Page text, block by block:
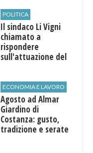
POLITICA
Il sindaco Li Vigni
chiamato a
rispondere
sull'attuazione del
ECONOMIA E LAVORO
Agosto ad Almar
Giardino di
Costanza: gusto,
tradizione e serate